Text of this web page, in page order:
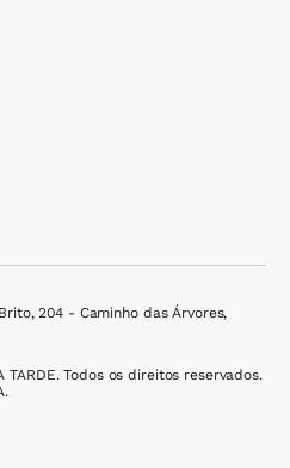
204 - Caminho das Árvores,
Todos os direitos reservados.